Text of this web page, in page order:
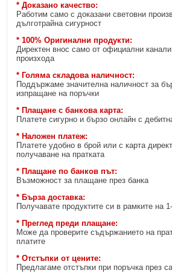
* Доказано качество:
Работим само с доказани световни
дълготрайна сигурност
* 100% Оригинални продукти:
Директен внос само от официални
произхода
* Голяма складова наличност:
Поддържаме значителна наличност за
изпращане на поръчки
* Плащане с банкова карта:
Платете сигурно и бързо онлайн с
* Наложен платеж:
Платете удобно в брой или с карта
получаване на пратката
* Плащане по банков път:
Възможност за плащане през банка
* Бърза доставка:
Получавате продуктите си в рамките на
* Преглед преди плащане:
Може да проверите съдържанието на
платите
* Отстъпки от цените:
Предлагаме отстъпки при поръчка през